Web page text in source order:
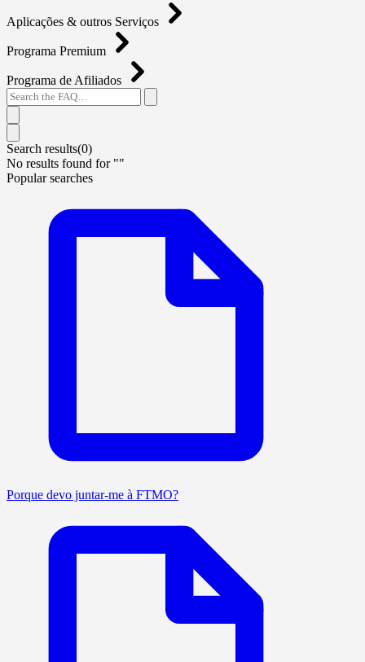
Aplicações & outros Serviços
Programa Premium
Programa de Afiliados
Search results(0)
No results found for ""
Popular searches
Porque devo juntar-me à FTMO?